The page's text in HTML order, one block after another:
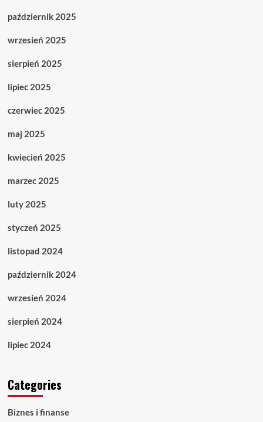
październik 2025
wrzesień 2025
sierpień 2025
lipiec 2025
czerwiec 2025
maj 2025
kwiecień 2025
marzec 2025
luty 2025
styczeń 2025
listopad 2024
październik 2024
wrzesień 2024
sierpień 2024
lipiec 2024
Categories
Biznes i finanse